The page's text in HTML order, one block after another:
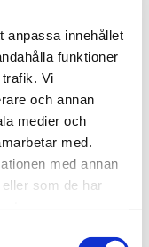
anpassa innehållet
funktioner
Vi
och annan
medier och
med.
med annan
som de har
be used to create
plates, and
are demanded by